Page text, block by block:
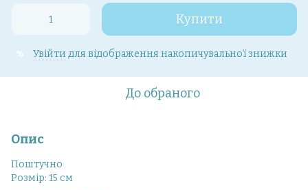
Купити
% Увійти для відображення накопичувальної знижки
До обраного
Опис
Поштучно
Розмір: 15 см